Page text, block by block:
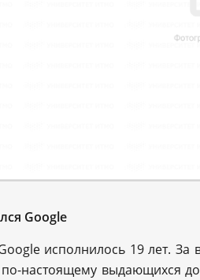
Google
исполнилось 19 лет. За
по-настоящему выдающихся